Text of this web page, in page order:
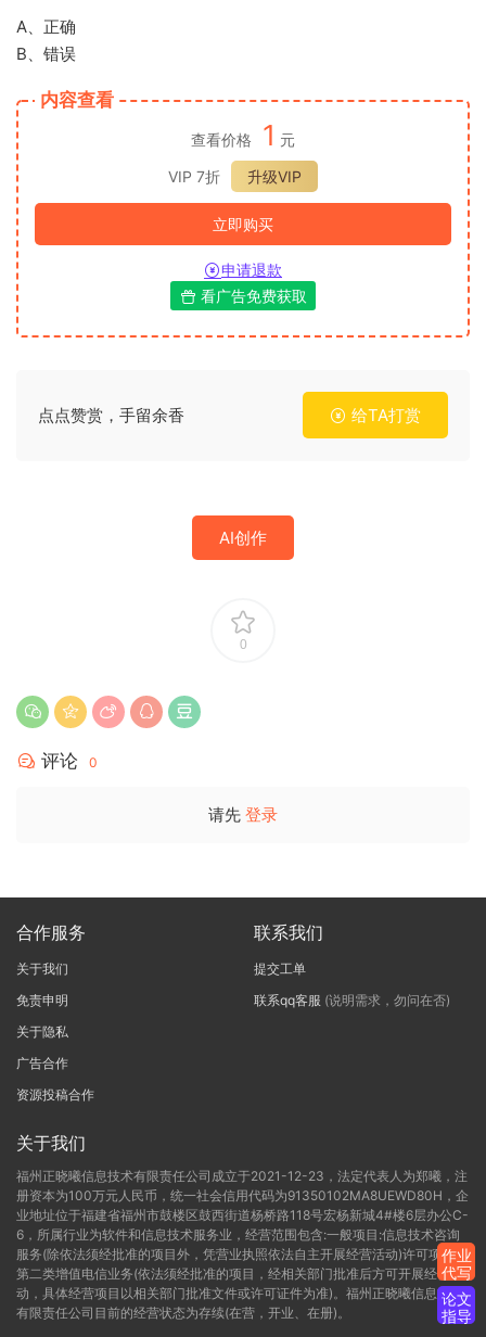
A、正确
B、错误
内容查看
查看价格 1 元
VIP 7折
升级VIP
立即购买
申请退款
看广告免费获取
点点赞赏，手留余香 给TA打赏
AI创作
0
评论 0
请先 登录
合作服务
关于我们
免责申明
关于隐私
广告合作
资源投稿合作
联系我们
提交工单
联系qq客服 (说明需求，勿问在否)
关于我们
福州正晓曦信息技术有限责任公司成立于2021-12-23，法定代表人为郑曦，注
册资本为100万元人民币，统一社会信用代码为91350102MA8UEWD80H，企
业地址位于福建省福州市鼓楼区鼓西街道杨桥路118号宏杨新城4#楼6层办公C-
6，所属行业为软件和信息技术服务业，经营范围包含:一般项目:信息技术咨询
服务(除依法须经批准的项目外，凭营业执照依法自主开展经营活动)许可项目:
第二类增值电信业务(依法须经批准的项目，经相关部门批准后方可开展经营活
动，具体经营项目以相关部门批准文件或许可证件为准)。福州正晓曦信息技术
有限责任公司目前的经营状态为存续(在营，开业、在册)。
作业
代写
论文
指导